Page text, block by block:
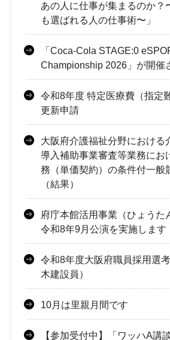
あの人に仕事が集まるのか？
も選ばれる人の仕事術〜」
「Coca-Cola STAGE:0
Championship 2026」が開催
令和8年度 特定医療費（指定
更新申請
大阪府介護福祉分野における
導入補助事業審査等業務にお
務（単価契約）の条件付一般
（結果）
府庁本館活用事業（ひょうた
令和8年9月公演を実施します
令和8年度大阪府職員採用選
木建設員）
10月は里親月間です
【参加受付中】「ワッハA講